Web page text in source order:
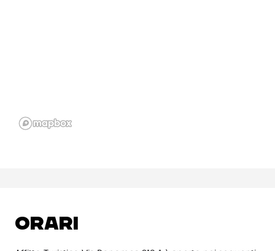
ORARI